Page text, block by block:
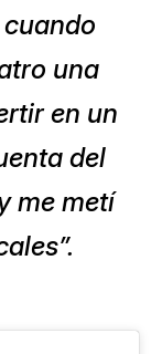
una
en un
del
me metí